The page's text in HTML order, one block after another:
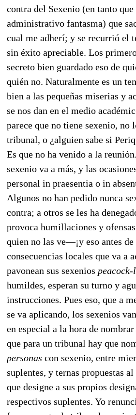
contra del Sexenio (en tanto que
administrativo fantasma) que
cual me adherí; y se recurrió el
sin éxito apreciable. Los
secreto bien guardado eso de
quién no. Naturalmente es un
bien a las pequeñas miserias y
se nos dan en el medio
parece que no tiene sexenio, no
tribunal, o ¿alguien sabe si
Es que no ha venido a la
sexenio va a más, y las
personal in praesentia o in
Algunos no han pedido nunca
contra; a otros se les ha
provoca humillaciones y
quien no las ve—¡y eso antes de
consecuencias locales que va a
pavonean sus sexenios peacock-
humildes, esperan su turno y
instrucciones. Pues eso, que a
se va aplicando, los sexenios
en especial a la hora de
que para un tribunal hay que
personas con sexenio, entre
suplentes, y ternas propuestas
que designe a sus propios
respectivos suplentes. Yo